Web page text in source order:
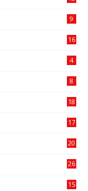
9
16
4
8
18
17
20
26
15